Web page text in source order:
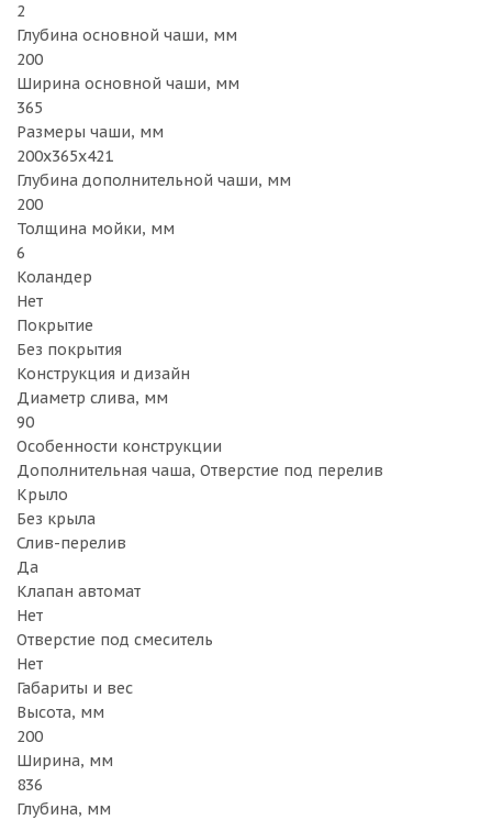
2
Глубина основной чаши, мм
200
Ширина основной чаши, мм
365
Размеры чаши, мм
200x365x421
Глубина дополнительной чаши, мм
200
Толщина мойки, мм
6
Коландер
Нет
Покрытие
Без покрытия
Конструкция и дизайн
Диаметр слива, мм
90
Особенности конструкции
Дополнительная чаша, Отверстие под перелив
Крыло
Без крыла
Слив-перелив
Да
Клапан автомат
Нет
Отверстие под смеситель
Нет
Габариты и вес
Высота, мм
200
Ширина, мм
836
Глубина, мм